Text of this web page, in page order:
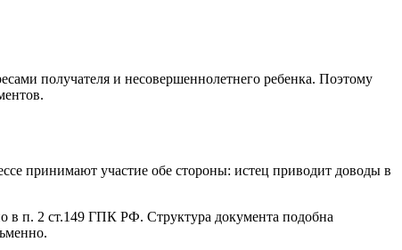
получателя и несовершеннолетнего ребенка. Поэтому
принимают участие обе стороны: истец приводит доводы в
в п. 2 ст.149 ГПК РФ. Структура документа подобна